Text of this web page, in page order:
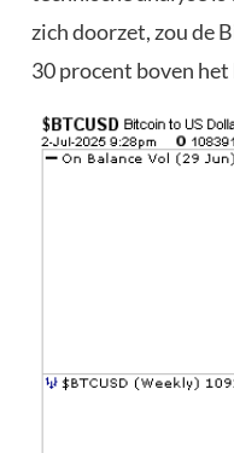
zich doorzet, zou de
30 procent boven